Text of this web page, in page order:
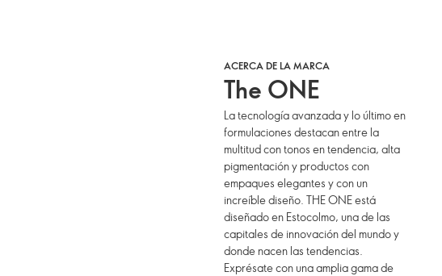
ACERCA DE LA MARCA
The ONE
La tecnología avanzada y lo último en
formulaciones destacan entre la
multitud con tonos en tendencia, alta
pigmentación y productos con
empaques elegantes y con un
increíble diseño. THE ONE está
diseñado en Estocolmo, una de las
capitales de innovación del mundo y
donde nacen las tendencias.
Exprésate con una amplia gama de